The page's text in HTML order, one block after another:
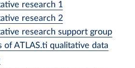
research 1
research 2
research support group
of ATLAS.ti qualitative data